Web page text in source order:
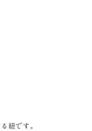
紐です。